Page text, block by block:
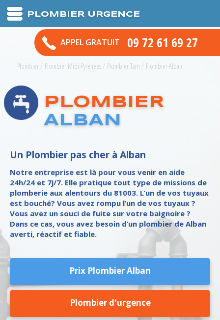
PLOMBIER URGENCE
APPEL GRATUIT 09 72 61 69 27
Plombier/ Plombier Midi-Pyrénées/ Plombier Tarn / Plombier Alban
PLOMBIER
ALBAN
Un Plombier pas cher à Alban
Notre entreprise est là pour vous venir en aide
24h/24 et 7j/7. Elle pratique tout type de missions de
plomberie aux alentours du 81003. L’un de vos tuyaux
est bouché? Vous avez rompu l’un de vos tuyaux ?
Vous avez un souci de fuite sur votre baignoire ?
Dans ce cas, vous avez besoin d’un plombier de Alban
averti, réactif et fiable.
Prix Plombier Alban
Plombier d'urgence